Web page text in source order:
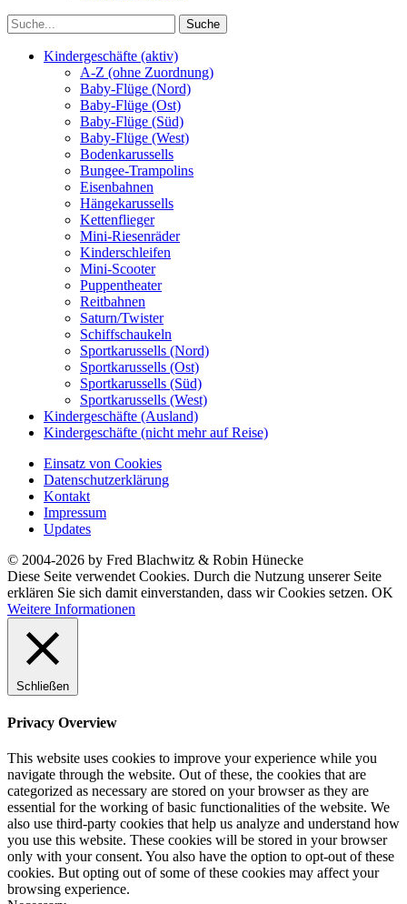
Kindergeschäfte (aktiv)
A-Z (ohne Zuordnung)
Baby-Flüge (Nord)
Baby-Flüge (Ost)
Baby-Flüge (Süd)
Baby-Flüge (West)
Bodenkarussells
Bungee-Trampolins
Eisenbahnen
Hängekarussells
Kettenflieger
Mini-Riesenräder
Kinderschleifen
Mini-Scooter
Puppentheater
Reitbahnen
Saturn/Twister
Schiffschaukeln
Sportkarussells (Nord)
Sportkarussells (Ost)
Sportkarussells (Süd)
Sportkarussells (West)
Kindergeschäfte (Ausland)
Kindergeschäfte (nicht mehr auf Reise)
Einsatz von Cookies
Datenschutzerklärung
Kontakt
Impressum
Updates
© 2004-2026 by Fred Blachwitz & Robin Hünecke
Diese Seite verwendet Cookies. Durch die Nutzung unserer Seite
erklären Sie sich damit einverstanden, dass wir Cookies setzen. OK
Weitere Informationen
Schließen
Privacy Overview
This website uses cookies to improve your experience while you
navigate through the website. Out of these, the cookies that are
categorized as necessary are stored on your browser as they are
essential for the working of basic functionalities of the website. We
also use third-party cookies that help us analyze and understand how
you use this website. These cookies will be stored in your browser
only with your consent. You also have the option to opt-out of these
cookies. But opting out of some of these cookies may affect your
browsing experience.